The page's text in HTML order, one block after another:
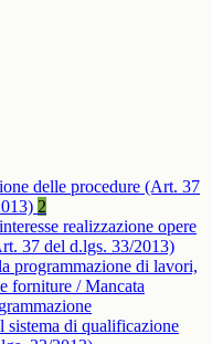
delle procedure (Art. 37
2
realizzazione opere
37 del d.lgs. 33/2013)
programmazione di lavori,
forniture / Mancata
sistema di qualificazione